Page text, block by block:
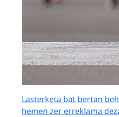
Lasterketa bat bertan
hemen zer erreklama